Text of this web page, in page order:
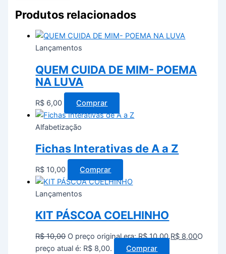
Produtos relacionados
Lançamentos
QUEM CUIDA DE MIM- POEMA
NA LUVA
R$ 6,00 Comprar
Alfabetização
Fichas Interativas de A a Z
R$ 10,00 Comprar
Lançamentos
KIT PÁSCOA COELHINHO
R$10,00 O preço original era: R$ 10,00.R$ 8,00O
preço atual é: R$ 8,00.
Comprar